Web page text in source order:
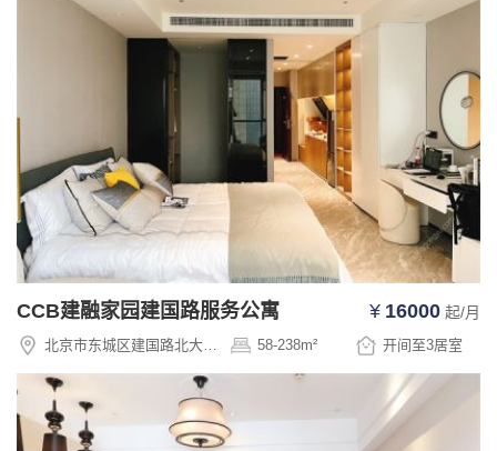
CCB建融家园建国路服务公寓 ¥ 16000 起/月
北京市东城区建国路北大街5号金成建国大厦8-10层 58-238m² 开间至3居室